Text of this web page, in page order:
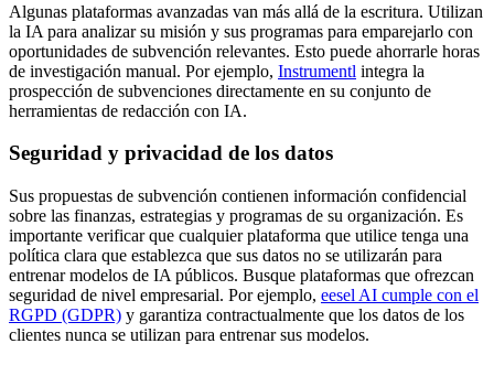
Algunas plataformas avanzadas van más allá de la escritura. Utilizan
la IA para analizar su misión y sus programas para emparejarlo con
oportunidades de subvención relevantes. Esto puede ahorrarle horas
de investigación manual. Por ejemplo, Instrumentl integra la
prospección de subvenciones directamente en su conjunto de
herramientas de redacción con IA.
Seguridad y privacidad de los datos
Sus propuestas de subvención contienen información confidencial
sobre las finanzas, estrategias y programas de su organización. Es
importante verificar que cualquier plataforma que utilice tenga una
política clara que establezca que sus datos no se utilizarán para
entrenar modelos de IA públicos. Busque plataformas que ofrezcan
seguridad de nivel empresarial. Por ejemplo, eesel AI cumple con el
RGPD (GDPR) y garantiza contractualmente que los datos de los
clientes nunca se utilizan para entrenar sus modelos.